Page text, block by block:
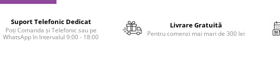
Suport Telefonic Dedicat
Poți Comanda și Telefonic sau pe
WhatsApp în Intervalul 9:00 - 18:00
Livrare Gratuită
Pentru comenzi mai mari de 300 lei